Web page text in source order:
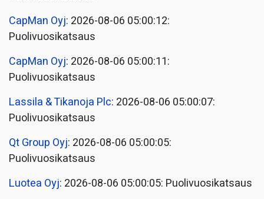
CapMan Oyj: 2026-08-06 05:00:12:
Puolivuosikatsaus
CapMan Oyj: 2026-08-06 05:00:11:
Puolivuosikatsaus
Lassila & Tikanoja Plc: 2026-08-06 05:00:07:
Puolivuosikatsaus
Qt Group Oyj: 2026-08-06 05:00:05:
Puolivuosikatsaus
Luotea Oyj: 2026-08-06 05:00:05: Puolivuosikatsaus